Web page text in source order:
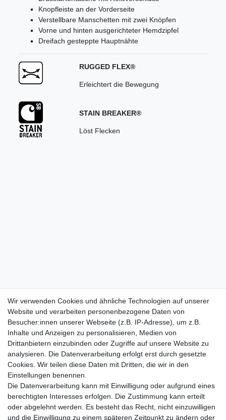
Knopfleiste an der Vorderseite
Verstellbare Manschetten mit zwei Knöpfen
Vorne und hinten ausgerichteter Hemdzipfel
Dreifach gesteppte Hauptnähte
RUGGED FLEX®
Erleichtert die Bewegung
STAIN BREAKER®
Löst Flecken
Wir verwenden Cookies und ähnliche Technologien auf unserer
Website und verarbeiten personenbezogene Daten von
Besucher:innen unserer Webseite (z.B. IP-Adresse), um z.B.
Inhalte und Anzeigen zu personalisieren, Medien von
Drittanbietern einzubinden oder Zugriffe auf unsere Website zu
analysieren. Die Datenverarbeitung erfolgt erst durch gesetzte
Cookies. Wir teilen diese Daten mit Dritten, die wir in den
Einstellungen benennen.
Die Datenverarbeitung kann mit Einwilligung oder aufgrund eines
berechtigten Interesses erfolgen. Die Zustimmung kann erteilt
oder abgelehnt werden. Es besteht das Recht, nicht einzuwilligen
und die Einwilligung zu einem späteren Zeitpunkt zu ändern oder